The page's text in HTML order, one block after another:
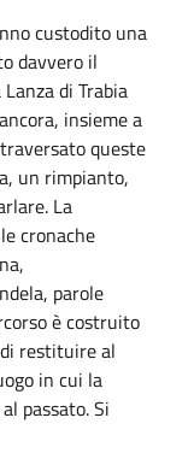
custodito una
davvero il
di Trabia
insieme a
queste
un rimpianto,
La
cronache
parole
è costruito
restituire al
in cui la
passato. Si